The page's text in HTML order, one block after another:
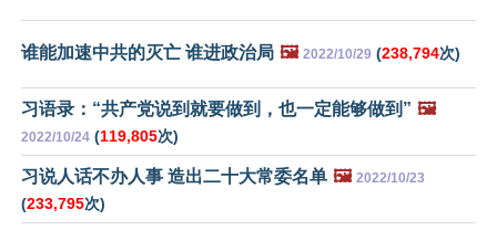
谁能加速中共的灭亡 谁进政治局 🖼️ 2022/10/29 (238,794次)
习语录：“共产党说到就要做到，也一定能够做到” 🖼️
2022/10/24 (119,805次)
习说人话不办人事 造出二十大常委名单 🖼️ 2022/10/23
(233,795次)